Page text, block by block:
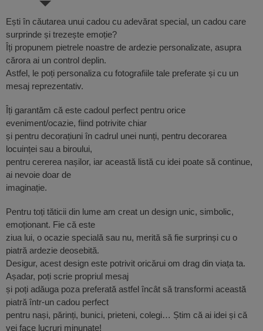
Ești în căutarea unui cadou cu adevărat special, un cadou care
surprinde și trezește emoție?
Îți propunem pietrele noastre de ardezie personalizate, asupra
cărora ai un control deplin.
Astfel, le poți personaliza cu fotografiile tale preferate și cu un
mesaj reprezentativ.
Îți garantăm că este cadoul perfect pentru orice
eveniment/ocazie, fiind potrivite chiar
și pentru decorațiuni în cadrul unei nunți, pentru decorarea
locuinței sau a biroului,
pentru cererea nașilor, iar această listă cu idei poate să continue,
ai nevoie doar de
imaginație.
Pentru toți tăticii din lume am creat un design unic, simbolic,
emoționant. Fie că este
ziua lui, o ocazie specială sau nu, merită să fie surprinși cu o
piatră ardezie deosebită.
Desigur, acest design este potrivit oricărui om drag din viața ta.
Așadar, poți scrie propriul mesaj
și poți adăuga poza preferată astfel încât să transformi această
piatră într-un cadou perfect
pentru nași, părinți, bunici, prieteni, colegi… Știm că ai idei și că
vei face lucruri minunate!